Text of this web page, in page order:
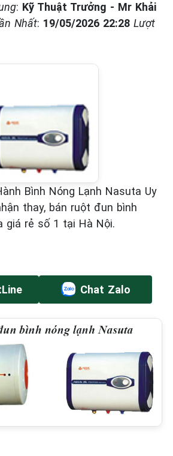
: Kỹ Thuật Trưởng - Mr Khải
Nhất: 19/05/2026 22:28 Lượt
Bình Nóng Lạnh Nasuta Uy
thay, bán ruột đun bình
giá rẻ số 1 tại Hà Nội.
Chat Zalo